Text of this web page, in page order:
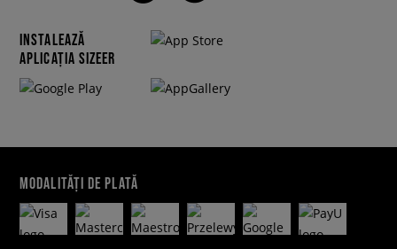
INSTALEAZĂ
APLICAȚIA SIZEER
MODALITĂȚI DE PLATĂ